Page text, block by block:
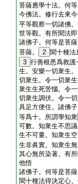
菩薩應學十法。何
今佛法。修行去來
平等觀察一切諸佛
世等觀。有所聞法
諸佛子。何等是菩
菩薩。
2 聞十種
3 行善根悉爲救
生。安樂一切衆生
切衆生。令一切衆
衆生生死苦惱。令
切衆生調伏。令一
具足方便住。諸佛
等爲十。所謂學知衆
可數。知衆生不思
生不可量。知衆生
生非眞實。知衆生
其心無所染著。有
他悟
諸佛子。何等是菩
聞十種法得決定心